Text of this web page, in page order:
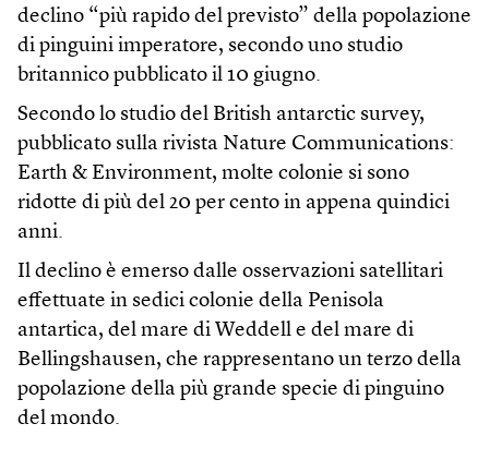
declino “più rapido del previsto” della popolazione
di pinguini imperatore, secondo uno studio
britannico pubblicato il 10 giugno.
Secondo lo studio del British antarctic survey,
pubblicato sulla rivista Nature Communications:
Earth & Environment, molte colonie si sono
ridotte di più del 20 per cento in appena quindici
anni.
Il declino è emerso dalle osservazioni satellitari
effettuate in sedici colonie della Penisola
antartica, del mare di Weddell e del mare di
Bellingshausen, che rappresentano un terzo della
popolazione della più grande specie di pinguino
del mondo.